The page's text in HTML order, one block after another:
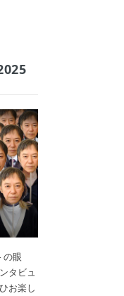
の眼
タビュ
お楽し